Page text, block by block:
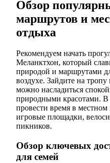
Обзор
маршрутов и
отдыха
Рекомендуем начать
Меланктхон, который
природой и маршрутами
воздухе. Зайдите на тропу
можно насладиться
природными красотами. В
провести время в местном
игровые площадки,
пикников.
Обзор ключевых
для семей